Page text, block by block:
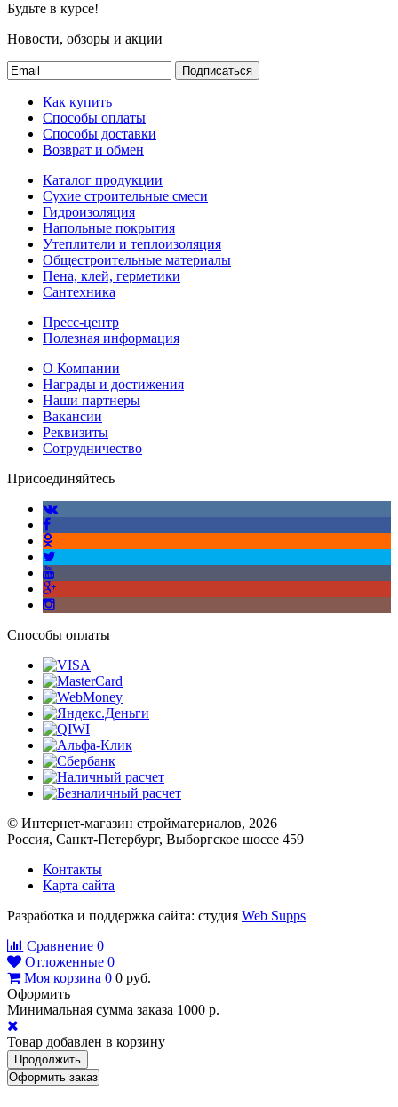
Будьте в курсе!
Новости, обзоры и акции
Подписаться
Как купить
Способы оплаты
Способы доставки
Возврат и обмен
Каталог продукции
Сухие строительные смеси
Гидроизоляция
Напольные покрытия
Утеплители и теплоизоляция
Общестроительные материалы
Пена, клей, герметики
Сантехника
Пресс-центр
Полезная информация
О Компании
Награды и достижения
Наши партнеры
Вакансии
Реквизиты
Сотрудничество
Присоединяйтесь
Способы оплаты
© Интернет-магазин стройматериалов, 2026
Россия, Санкт-Петербург, Выборгское шоссе 459
Контакты
Карта сайта
Разработка и поддержка сайта: студия Web Supps
Сравнение 0
Отложенные 0
Моя корзина 0 0 руб.
Оформить
Минимальная сумма заказа 1000 р.
Товар добавлен в корзину
Продолжить
Оформить заказ